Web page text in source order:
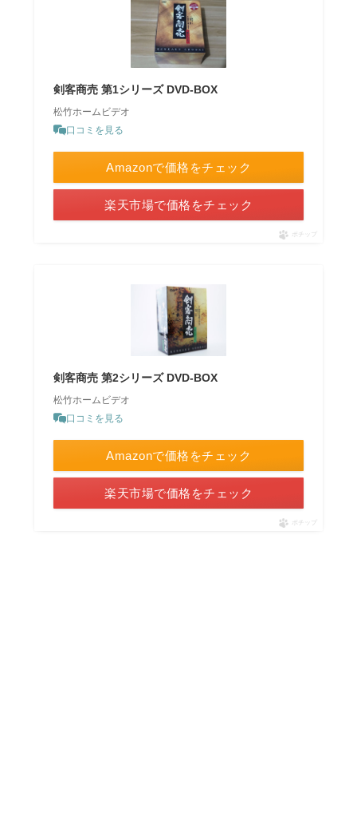
剣客商売 第1シリーズ DVD-BOX
松竹ホームビデオ
口コミを見る
Amazonで価格をチェック
楽天市場で価格をチェック
ポチップ
剣客商売 第2シリーズ DVD-BOX
松竹ホームビデオ
口コミを見る
Amazonで価格をチェック
楽天市場で価格をチェック
ポチップ